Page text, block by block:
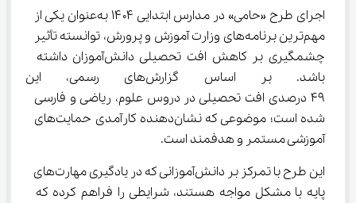
اجرای طرح «حامی» در مدارس ابتدایی ۱۴۰۴ به‌عنوان یکی از
مهم‌ترین برنامه‌های وزارت آموزش و پرورش، توانسته تأثیر
چشمگیری بر کاهش افت تحصیلی دانش‌آموزان داشته
باشد. بر اساس
۴۹ درصدی افت تحصیلی در دروس علوم، ریاضی و فارسی
شده است؛ موضوعی که نشان‌دهنده کارآمدی حمایت‌های
آموزشی مستمر و هدفمند است.
این طرح با تمرکز بر دانش‌آموزانی که در یادگیری مهارت‌های
پایه با مشکل مواجه هستند، شرایطی را فراهم کرده که